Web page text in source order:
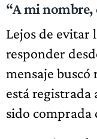
“A mi nombre,
Lejos de evitar
responder
mensaje buscó
está registrada
sido comprada